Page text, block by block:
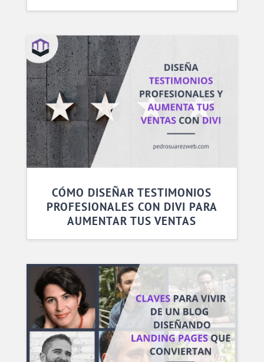
CÓMO DISEÑAR TESTIMONIOS
PROFESIONALES CON DIVI PARA
AUMENTAR TUS VENTAS